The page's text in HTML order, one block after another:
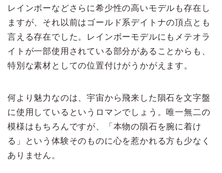
レインボーなどさらに希少性の高いモデルも存在し
ますが、それ以前はゴールド系デイトナの頂点とも
言える存在でした。レインボーモデルにもメテオラ
イトが一部使用されている部分があることからも、
特別な素材としての位置付けがうかがえます。
何より魅力なのは、宇宙から飛来した隕石を文字盤
に使用しているというロマンでしょう。唯一無二の
模様はもちろんですが、「本物の隕石を腕に着け
る」という体験そのものに心を惹かれる方も少なく
ありません。